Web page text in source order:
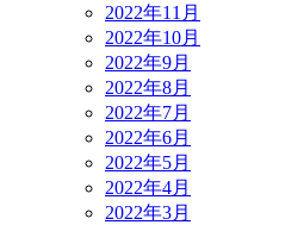
2022年11月
2022年10月
2022年9月
2022年8月
2022年7月
2022年6月
2022年5月
2022年4月
2022年3月